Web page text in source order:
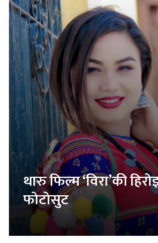
थारु फिल्म ‘विरा’की
फोटोसुट